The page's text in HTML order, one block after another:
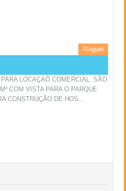
Aluguel
LOCAÇAÕ COMERCIAL. SÃO
COM VISTA PARA O PARQUE
CONSTRUÇÃO DE HOS...